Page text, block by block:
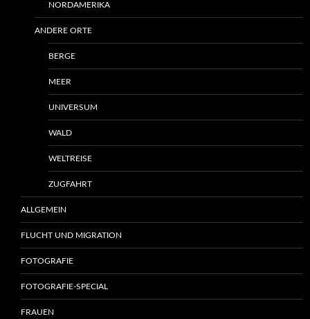
NORDAMERIKA
ANDERE ORTE
BERGE
MEER
UNIVERSUM
WALD
WELTREISE
ZUGFAHRT
ALLGEMEIN
FLUCHT UND MIGRATION
FOTOGRAFIE
FOTOGRAFIE-SPECIAL
FRAUEN